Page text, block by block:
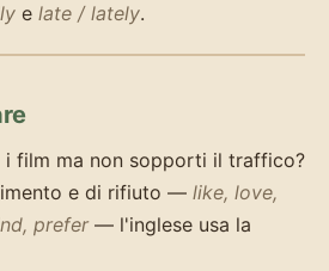
e late / lately.
i film ma non sopporti il traffico?
e di rifiuto — like, love,
prefer— l'inglese usa la